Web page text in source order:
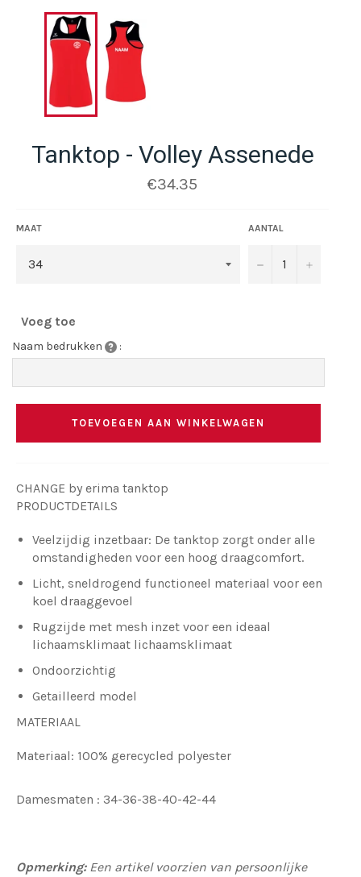
Tanktop - Volley Assenede
Normale
prijs
€34.35
MAAT AANTAL
− +
Voeg toe
Naam bedrukken :
TOEVOEGEN AAN WINKELWAGEN
CHANGE by erima tanktop
PRODUCTDETAILS
Veelzijdig inzetbaar: De tanktop zorgt onder alle
omstandigheden voor een hoog draagcomfort.
Licht, sneldrogend functioneel materiaal voor een
koel draaggevoel
Rugzijde met mesh inzet voor een ideaal
lichaamsklimaat lichaamsklimaat
Ondoorzichtig
Getailleerd model
MATERIAAL
Materiaal: 100% gerecycled polyester
Damesmaten : 34-36-38-40-42-44
Opmerking:Een artikel voorzien van persoonlijke